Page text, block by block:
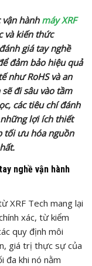
vận hành máy XRF
và kiến thức
giá tay nghề
đảm bảo hiệu quả
như RoHS và an
đi sâu vào tầm
các tiêu chí đánh
lợi ích thiết
tối ưu hóa nguồn
nghề vận hành
XRF Tech mang lại
xác, từ kiểm
quy định môi
giá trị thực sự của
đa khi nó nằm